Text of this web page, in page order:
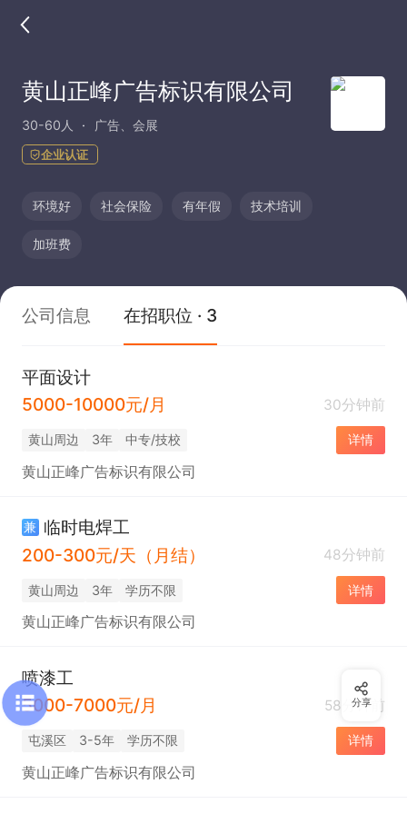
黄山正峰广告标识有限公司
30-60人 广告、会展
企业认证
环境好 社会保险 有年假 技术培训
加班费
公司信息 在招职位 · 3
平面设计
5000-10000元/月
30分钟前
黄山周边 3年 中专/技校 详情
黄山正峰广告标识有限公司
兼 临时电焊工
200-300元/天（月结）
48分钟前
黄山周边 3年 学历不限 详情
黄山正峰广告标识有限公司
喷漆工
5000-7000元/月
58分钟前
屯溪区 3-5年 学历不限 详情
黄山正峰广告标识有限公司
分享